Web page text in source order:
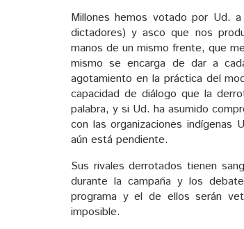
Millones hemos votado por Ud.
dictadores) y asco que nos
manos de un mismo frente, que
mismo se encarga de dar a
agotamiento en la práctica del
capacidad de diálogo que la
palabra, y si Ud. ha asumido
con las organizaciones
aún está pendiente.
Sus rivales derrotados tienen
durante la campaña y los
programa y el de ellos serán
imposible.